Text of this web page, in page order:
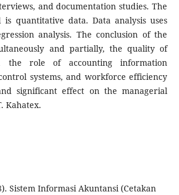
and documentation studies. The
quantitative data. Data analysis uses
analysis. The conclusion of the
and partially, the quality of
the role of accounting information
systems, and workforce efficiency
significant effect on the managerial
Kahatex.
Sistem Informasi Akuntansi (Cetakan